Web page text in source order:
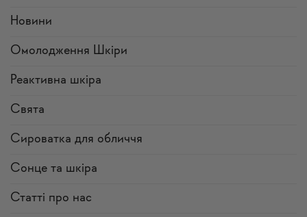
Новини
Омолодження Шкіри
Реактивна шкіра
Свята
Сироватка для обличчя
Сонце та шкіра
Статті про нас